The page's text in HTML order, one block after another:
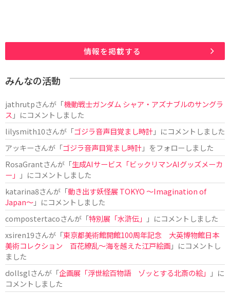
情報を掲載する
みんなの活動
jathrutpさんが「機動戦士ガンダム シャア・アズナブルのサングラ
ス 」にコメントしました
lilysmith10さんが「ゴジラ音声目覚まし時計」にコメントしました
アッキーさんが「ゴジラ音声目覚まし時計」をフォローしました
RosaGrantさんが「生成AIサービス「ビックリマンAIグッズメーカ
ー」
」にコメントしました
katarina8さんが「動き出す妖怪展 TOKYO 〜Imagination of
Japan〜」にコメントしました
compostertacoさんが「特別展「水滸伝」
」にコメントしました
xsiren19さんが「東京都美術館開館100周年記念 大英博物館日本
美術コレクション 百花繚乱～海を越えた江戸絵画」にコメントし
ました
dollsglさんが「企画展「浮世絵百物語 ゾッとする北斎の絵」
」に
コメントしました